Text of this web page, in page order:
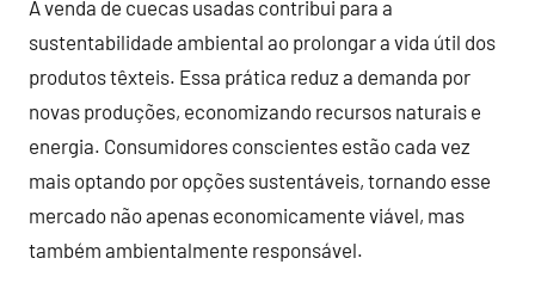
A venda de cuecas usadas contribui para a
sustentabilidade ambiental ao prolongar a vida útil dos
produtos têxteis. Essa prática reduz a demanda por
novas produções, economizando recursos naturais e
energia. Consumidores conscientes estão cada vez
mais optando por opções sustentáveis, tornando esse
mercado não apenas economicamente viável, mas
também ambientalmente responsável.